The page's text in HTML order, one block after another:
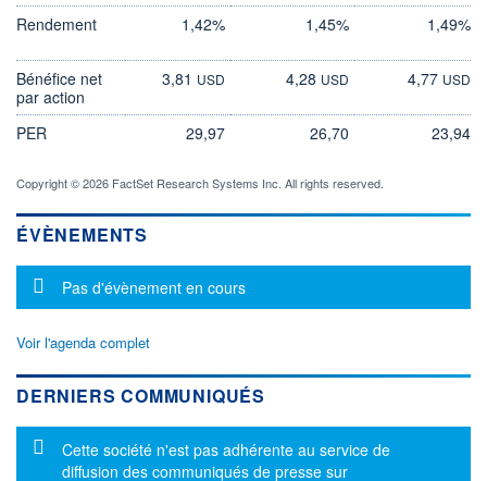
Rendement 1,42% 1,45% 1,49%
Bénéfice net
par action
3,81 USD 4,28 USD 4,77 USD
PER 29,97 26,70 23,94
Copyright © 2026 FactSet Research Systems Inc. All rights reserved.
ÉVÈNEMENTS
Message d'information
Pas d'évènement en cours
Voir l'agenda complet
DERNIERS COMMUNIQUÉS
Message d'information
Cette société n'est pas adhérente au service de
diffusion des communiqués de presse sur